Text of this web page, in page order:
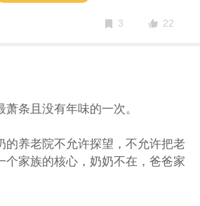
猛戳下方大图，原则只有一个，
3 22
条且没有年味的一次。
的养老院不允许探望，不允许把老
个家族的核心，奶奶不在，爸爸家